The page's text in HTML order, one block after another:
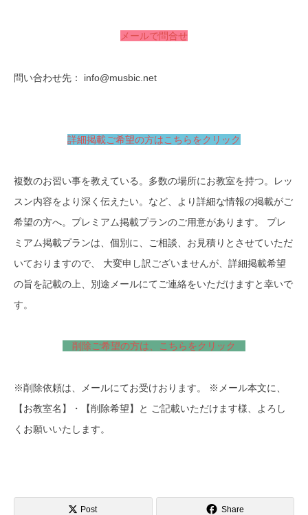
メールで問合せ
問い合わせ先： info@musbic.net
詳細掲載ご希望の方はこちらをクリック
複数のお習い事を教えている。多数の場所にお教室を持つ。レッ
スン内容をより深く伝えたい。など、より詳細な情報の掲載がご
希望の方へ。プレミアム掲載プランのご用意があります。 プレ
ミアム掲載プランは、個別に、ご相談、お見積りとさせていただ
いておりますので、 大変申し訳ございませんが、詳細掲載希望
の旨を記載の上、別途メールにてご連絡をいただけますと幸いで
す。
削除ご希望の方は、こちらをクリック
※削除依頼は、メールにてお受けおります。 ※メール本文に、
【お教室名】・【削除希望】と ご記載いただけます様、よろし
くお願いいたします。
Post Share